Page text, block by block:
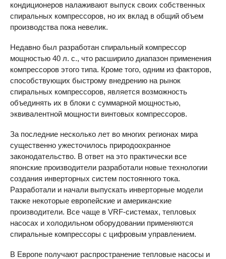
кондиционеров налаживают выпуск своих собственных
спиральных компрессоров, но их вклад в общий объем
производства пока невелик.
Недавно был разработан спиральный компрессор
мощностью 40 л. с., что расширило диапазон применения
компрессоров этого типа. Кроме того, одним из факторов,
способствующих быстрому внедрению на рынок
спиральных компрессоров, является возможность
объединять их в блоки с суммарной мощностью,
эквивалентной мощности винтовых компрессоров.
За последние несколько лет во многих регионах мира
существенно ужесточилось природоохранное
законодательство. В ответ на это практически все
японские производители разработали новые технологии
создания инверторных систем постоянного тока.
Разработали и начали выпускать инверторные модели
также некоторые европейские и американские
производители. Все чаще в VRF-системах, тепловых
насосах и холодильном оборудовании применяются
спиральные компрессоры с цифровым управлением.
В Европе получают распространение тепловые насосы и